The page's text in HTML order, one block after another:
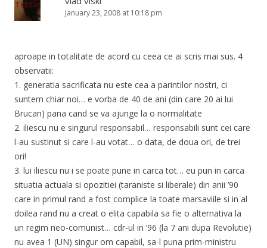
January 23, 2008 at 10:18 pm
aproape in totalitate de acord cu ceea ce ai scris mai sus. 4
observatii:
1. generatia sacrificata nu este cea a parintilor nostri, ci
suntem chiar noi… e vorba de 40 de ani (din care 20 ai lui
Brucan) pana cand se va ajunge la o normalitate
2. iliescu nu e singurul responsabil… responsabili sunt cei care
l-au sustinut si care l-au votat… o data, de doua ori, de trei
ori!
3. lui iliescu nu i se poate pune in carca tot… eu pun in carca
situatia actuala si opozitiei (taraniste si liberale) din anii ’90
care in primul rand a fost complice la toate marsaviile si in al
doilea rand nu a creat o elita capabila sa fie o alternativa la
un regim neo-comunist… cdr-ul in ’96 (la 7 ani dupa Revolutie)
nu avea 1 (UN) singur om capabil, sa-l puna prim-ministru